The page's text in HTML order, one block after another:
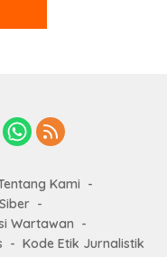
Kami
Wartawan
Kode Etik Jurnalistik